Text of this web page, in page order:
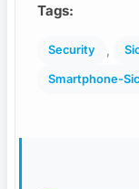
Tags:
Security
Smartphone-